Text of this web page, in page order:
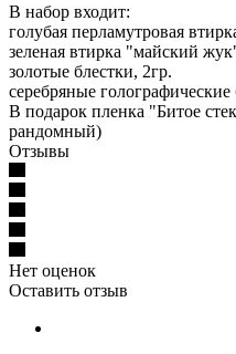
В набор входит:
голубая перламутровая
зеленая втирка "майский
золотые блестки, 2гр.
серебряные голографические
В подарок пленка "Битое
рандомный)
Отзывы
Нет оценок
Оставить отзыв